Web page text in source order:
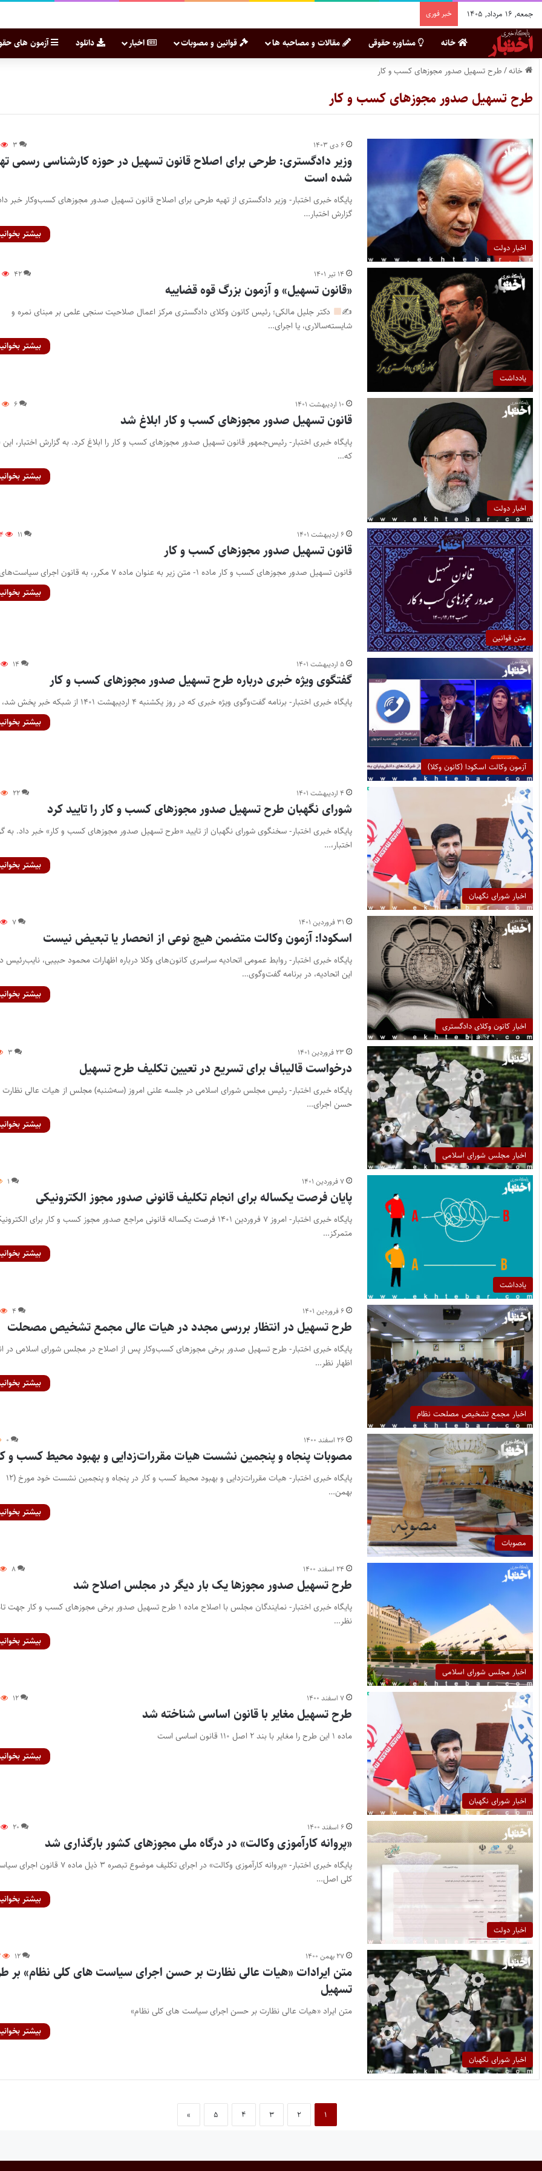
جمعه, ۱۶ مرداد, ۱۴۰۵ خبر فوری
خانه مشاوره حقوقی مقالات و مصاحبه ها قوانین و مصوبات اخبار دانلود آزمون های
خانه/طرح تسهیل صدور مجوزهای کسب و کار
طرح تسهیل صدور مجوزهای کسب و کار
اخبار دولت
۶ دی ۱۴۰۳ ۳
وزیر دادگستری: طرحی برای اصلاح قانون تسهیل در حوزه کارشناسی رسمی
شده است
پایگاه خبری اختبار- وزیر دادگستری از تهیه طرحی برای اصلاح قانون تسهیل صدور مجوزهای کسب‌وکار خبر
گزارش اختبار…
بیشتر
یادداشت
۱۴ تیر ۱۴۰۱ ۴۲
«قانون تسهیل» و آزمون بزرگ قوه قضاییه
✍
دکتر جلیل مالکی؛ رئیس کانون وکلای دادگستری مرکز اعمال صلاحیت سنجی علمی بر مبنای نمره و
شایسته‌سالاری، یا اجرای…
بیشتر
اخبار دولت
۱۰ اردیبهشت ۱۴۰۱ ۶
قانون تسهیل صدور مجوزهای کسب و کار ابلاغ شد
پایگاه خبری اختبار- رئیس‌جمهور قانون تسهیل صدور مجوزهای کسب و کار را ابلاغ کرد. به گزارش اختبار، این
که…
بیشتر
متن قوانین
۶ اردیبهشت ۱۴۰۱ ۱۱
قانون تسهیل صدور مجوزهای کسب و کار
قانون تسهیل صدور مجوزهای کسب و کار ماده ۱- متن زیر به عنوان ماده ۷ مکرر، به قانون اجرای سیاست‌های…
بیشتر
آزمون وکالت اسکودا (کانون وکلا)
۵ اردیبهشت ۱۴۰۱ ۱۴
گفتگوی ویژه خبری درباره طرح تسهیل صدور مجوزهای کسب و کار
پایگاه خبری اختبار- برنامه گفت‌وگوی ویژه خبری که در روز یکشنبه ۴ اردیبهشت ۱۴۰۱ از شبکه خبر پخش شد، به…
بیشتر
اخبار شورای نگهبان
۴ اردیبهشت ۱۴۰۱ ۲۲
شورای نگهبان طرح تسهیل صدور مجوزهای کسب و کار را تایید کرد
پایگاه خبری اختبار- سخنگوی شورای نگهبان از تایید «طرح تسهیل صدور مجوزهای کسب‌ و کار» خبر داد. به
اختبار،…
بیشتر
اخبار کانون وکلای دادگستری
۳۱ فروردین ۱۴۰۱ ۷
اسکودا: آزمون وکالت متضمن هیچ نوعی از انحصار یا تبعیض نیست
پایگاه خبری اختبار- روابط عمومی اتحادیه سراسری کانون‌های وکلا درباره اظهارات محمود حبیبی، نایب‌رئیس
این اتحادیه،‌ در برنامه گفت‌وگوی…
بیشتر
اخبار مجلس شورای اسلامی
۲۳ فروردین ۱۴۰۱ ۳
درخواست قالیباف برای تسریع در تعیین تکلیف طرح تسهیل
پایگاه خبری اختبار- رئیس مجلس شورای اسلامی در جلسه علنی امروز (سه‌شنبه) مجلس از هیات عالی نظارت
حسن اجرای…
بیشتر
یادداشت
۷ فروردین ۱۴۰۱ ۱
پایان فرصت یکساله برای انجام تکلیف قانونی صدور مجوز الکترونیکی
پایگاه خبری اختبار- امروز ۷ فروردین ۱۴۰۱ فرصت یکساله قانونی مراجع صدور مجوز کسب و کار برای
متمرکز…
بیشتر
اخبار مجمع تشخیص مصلحت نظام
۶ فروردین ۱۴۰۱ ۴
طرح تسهیل در انتظار بررسی مجدد در هیات عالی مجمع تشخیص مصحلت
پایگاه خبری اختبار- طرح تسهیل صدور برخی مجوزهای کسب‌وکار پس از اصلاح در مجلس شورای اسلامی در
اظهار نظر…
بیشتر
مصوبات
۲۶ اسفند ۱۴۰۰ ۰
مصوبات پنجاه و پنجمین نشست هیات مقررات‌زدایی و بهبود محیط کسب و
پایگاه خبری اختبار- هیات مقررات‌زدایی و بهبود محیط کسب و کار در پنجاه و پنجمین نشست خود مورخ (۱۲
بهمن…
بیشتر
اخبار مجلس شورای اسلامی
۲۴ اسفند ۱۴۰۰ ۸
طرح تسهیل صدور مجوزها یک بار دیگر در مجلس اصلاح شد
پایگاه خبری اختبار- نمایندگان مجلس با اصلاح ماده ۱ طرح تسهیل صدور برخی مجوزهای کسب و کار
نظر…
بیشتر
اخبار شورای نگهبان
۷ اسفند ۱۴۰۰ ۱۲
طرح تسهیل مغایر با قانون اساسی شناخته شد
ماده ۱ این طرح را مغایر با بند ۲ اصل ۱۱۰ قانون اساسی است
بیشتر
اخبار دولت
۶ اسفند ۱۴۰۰ ۲۰
«پروانه کارآموزی وکالت» در درگاه ملی مجوزهای کشور بارگذاری شد
پایگاه خبری اختبار- «پروانه کارآموزی وکالت» در اجرای تکلیف موضوع تبصره ۳ ذیل
کلی اصل…
بیشتر
اخبار شورای نگهبان
۲۷ بهمن ۱۴۰۰ ۱۲
متن ایرادات «هیات عالی نظارت بر حسن اجرای سیاست های کلی نظام» بر
تسهیل
متن ایراد «هیات عالی نظارت بر حسن اجرای سیاست های کلی نظام»
بیشتر
۱ ۲ ۳ ۴ ۵ »